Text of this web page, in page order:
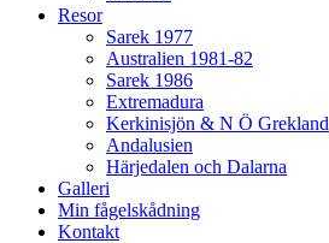
Resor
Sarek 1977
Australien 1981-82
Sarek 1986
Extremadura
Kerkinisjön & N Ö Grekland
Andalusien
Härjedalen och Dalarna
Galleri
Min fågelskådning
Kontakt